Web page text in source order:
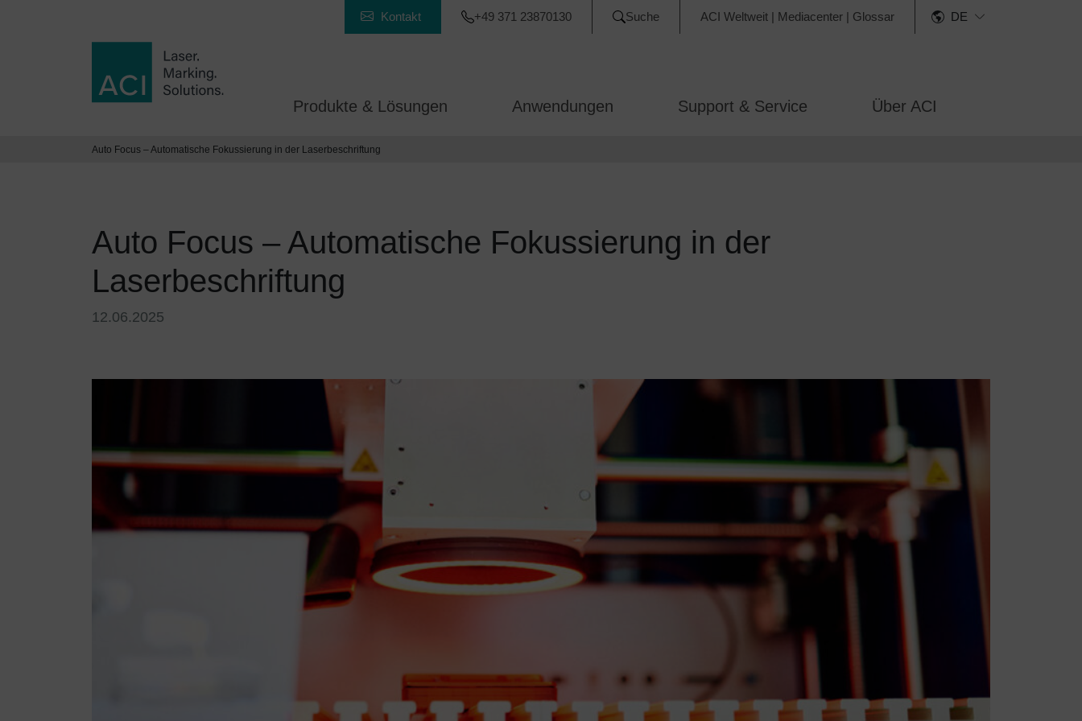
Kontakt +49 371 23870130 Suche ACI Weltweit | Mediacenter | Glossar DE
Produkte & Lösungen Anwendungen Support & Service Über ACI
Auto Focus – Automatische Fokussierung in der Laserbeschriftung
Auto Focus – Automatische Fokussierung in der
Laserbeschriftung
12.06.2025